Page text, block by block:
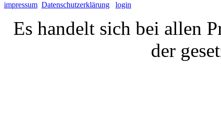
impressum Datenschutzerklärung login
Es handelt sich bei allen
der